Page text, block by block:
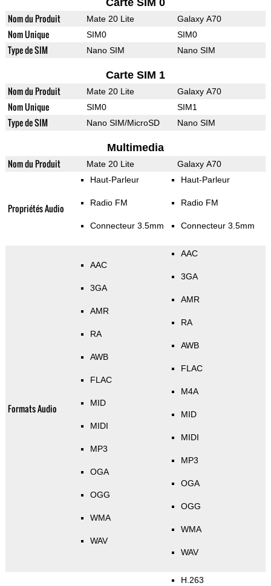
Carte SIM 0
Nom du Produit Mate 20 Lite Galaxy A70
Nom Unique SIM0 SIM0
Type de SIM Nano SIM Nano SIM
Carte SIM 1
Nom du Produit Mate 20 Lite Galaxy A70
Nom Unique SIM0 SIM1
Type de SIM Nano SIM/MicroSD Nano SIM
Multimedia
Nom du Produit Mate 20 Lite Galaxy A70
Propriétés Audio
Haut-Parleur
Radio FM
Connecteur 3.5mm
Haut-Parleur
Radio FM
Connecteur 3.5mm
Formats Audio
AAC
3GA
AMR
RA
AWB
FLAC
MID
MIDI
MP3
OGA
OGG
WMA
WAV
AAC
3GA
AMR
RA
AWB
FLAC
M4A
MID
MIDI
MP3
OGA
OGG
WMA
WAV
H.263